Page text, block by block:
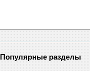
Популярные разделы